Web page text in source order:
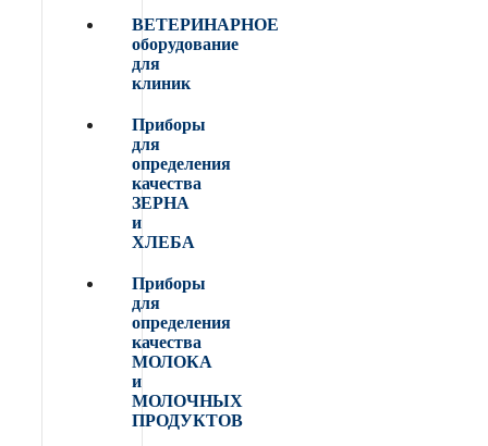
ВЕТЕРИНАРНОЕ
оборудование
для
клиник
Приборы
для
определения
качества
ЗЕРНА
и
ХЛЕБА
Приборы
для
определения
качества
МОЛОКА
и
МОЛОЧНЫХ
ПРОДУКТОВ